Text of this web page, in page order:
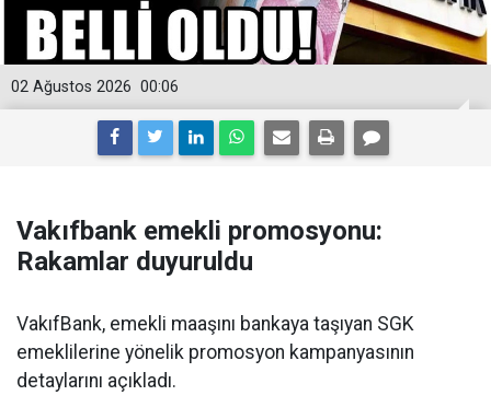
00:06
02 Ağustos 2026
Vakıfbank emekli promosyonu:
Rakamlar duyuruldu
VakıfBank, emekli maaşını bankaya taşıyan SGK
emeklilerine yönelik promosyon kampanyasının
detaylarını açıkladı.